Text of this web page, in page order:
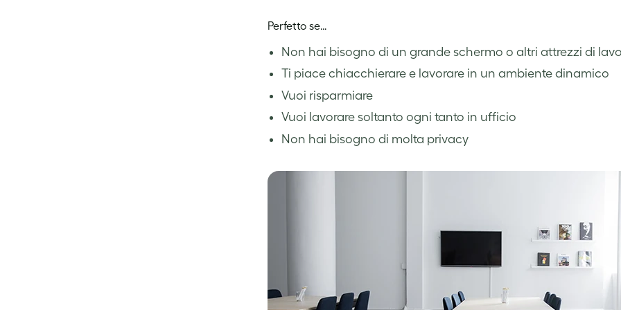
Perfetto se…
Non hai bisogno di un grande schermo o altri attrezzi di
Ti piace chiacchierare e lavorare in un ambiente dinamico
Vuoi risparmiare
Vuoi lavorare soltanto ogni tanto in ufficio
Non hai bisogno di molta privacy